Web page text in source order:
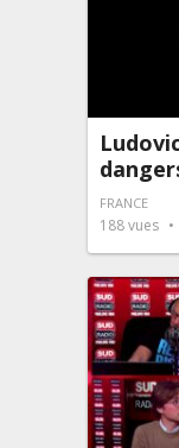
FRANCE
188vues